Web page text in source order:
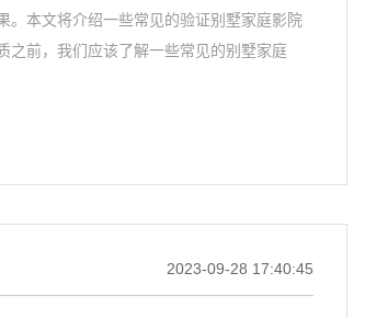
。本文将介绍一些常见的验证别墅家庭影院
之前，我们应该了解一些常见的别墅家庭
2023-09-28 17:40:45